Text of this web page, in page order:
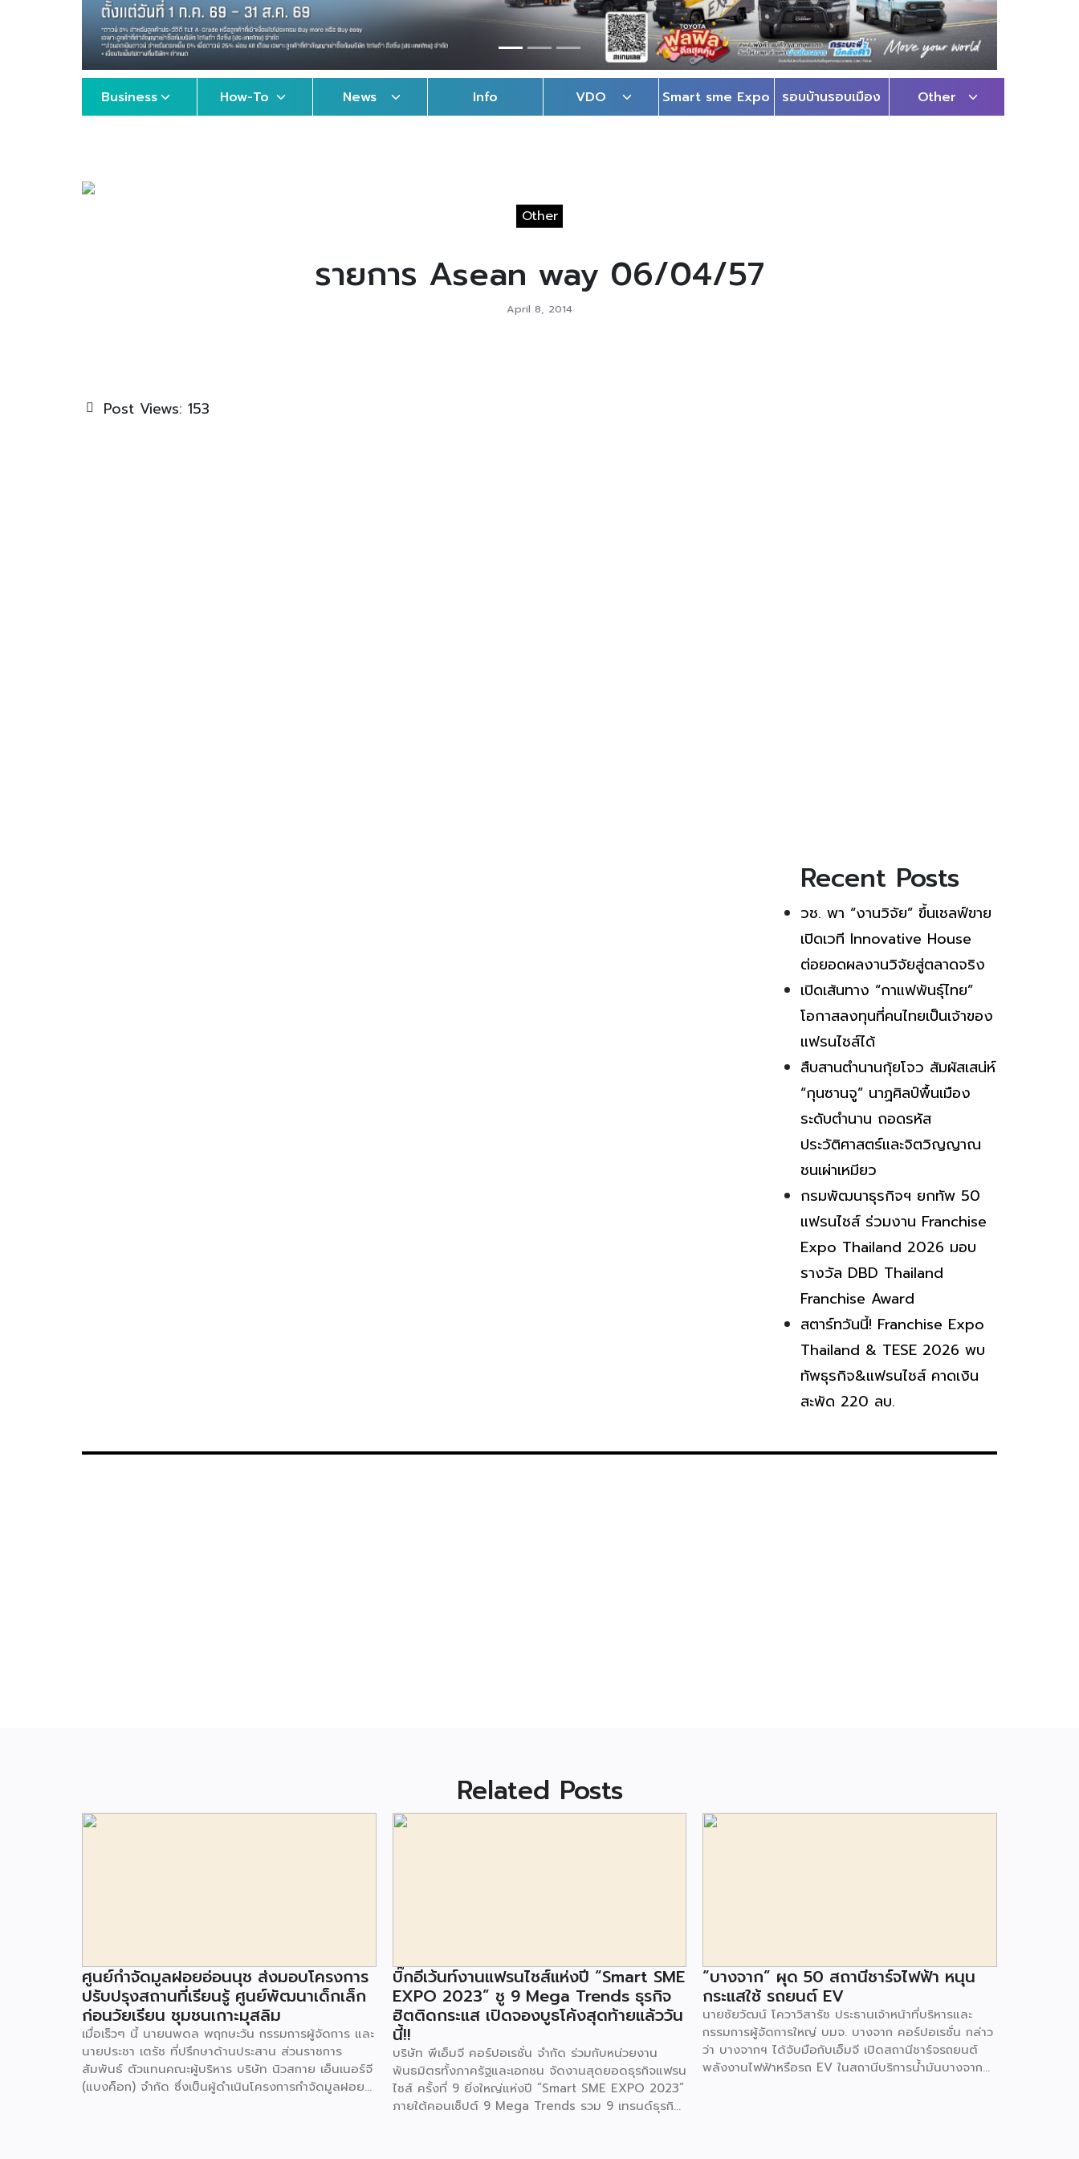
Business How-To News Info VDO Smart sme Expo รอบบ้านรอบเมือง Other
Other
รายการ Asean way 06/04/57
April 8, 2014
Post Views: 153
Recent Posts
วช. พา “งานวิจัย” ขึ้นเชลฟ์ขาย
เปิดเวที Innovative House
ต่อยอดผลงานวิจัยสู่ตลาดจริง
เปิดเส้นทาง “กาแฟพันธุ์ไทย”
โอกาสลงทุนที่คนไทยเป็นเจ้าของ
แฟรนไชส์ได้
สืบสานตำนานกุ้ยโจว สัมผัสเสน่ห์
“กุนซานจู” นาฏศิลป์พื้นเมือง
ระดับตำนาน ถอดรหัส
ประวัติศาสตร์และจิตวิญญาณ
ชนเผ่าเหมียว
กรมพัฒนาธุรกิจฯ ยกทัพ 50
แฟรนไชส์ ร่วมงาน Franchise
Expo Thailand 2026 มอบ
รางวัล DBD Thailand
Franchise Award
สตาร์ทวันนี้! Franchise Expo
Thailand & TESE 2026 พบ
ทัพธุรกิจ&แฟรนไชส์ คาดเงิน
สะพัด 220 ลบ.
Related Posts
ศูนย์กำจัดมูลฝอยอ่อนนุช ส่งมอบโครงการ
ปรับปรุงสถานที่เรียนรู้ ศูนย์พัฒนาเด็กเล็ก
ก่อนวัยเรียน ชุมชนเกาะมุสลิม
เมื่อเร็วๆ นี้ นายนพดล พฤกษะวัน กรรมการผู้จัดการ และ
นายประชา เตรัช ที่ปรึกษาด้านประสาน ส่วนราชการ
สัมพันธ์ ตัวแทนคณะผู้บริหาร บริษัท นิวสกาย เอ็นเนอร์จี
(แบงค็อก) จํากัด ซึ่งเป็นผู้ดำเนินโครงการกำจัดมูลฝอย
บิ๊กอีเว้นท์งานแฟรนไชส์แห่งปี “Smart SME
EXPO 2023” ชู 9 Mega Trends ธุรกิจ
ฮิตติดกระแส เปิดจองบูธโค้งสุดท้ายแล้ววัน
นี้!!
บริษัท พีเอ็มจี คอร์ปอเรชั่น จำกัด ร่วมกับหน่วยงาน
พันธมิตรทั้งภาครัฐและเอกชน จัดงานสุดยอดธุรกิจแฟรน
ไชส์ ครั้งที่ 9 ยิ่งใหญ่แห่งปี “Smart SME EXPO 2023”
ภายใต้คอนเซ็ปต์ 9 Mega Trends รวม 9 เทรนด์ธุรกิจ
“บางจาก” ผุด 50 สถานีชาร์จไฟฟ้า หนุน
กระแสใช้ รถยนต์ EV
นายชัยวัฒน์ โควาวิสารัช ประธานเจ้าหน้าที่บริหารและ
กรรมการผู้จัดการใหญ่ บมจ. บางจาก คอร์ปอเรชั่น กล่าว
ว่า บางจากฯ ได้จับมือกับเอ็มจี เปิดสถานีชาร์จรถยนต์
พลังงานไฟฟ้าหรือรถ EV ในสถานีบริการน้ำมันบางจาก